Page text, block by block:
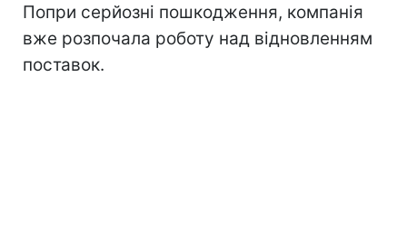
Попри серйозні пошкодження, компанія
вже розпочала роботу над відновленням
поставок.